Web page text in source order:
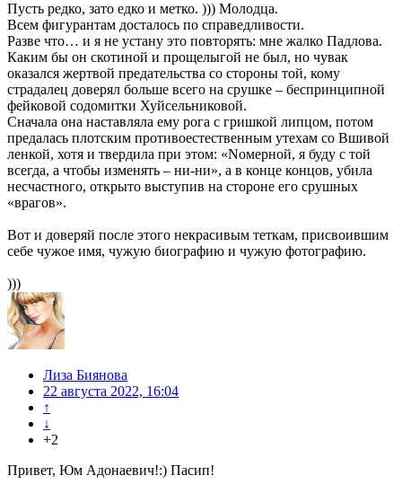
Пусть редко, зато едко и метко. ))) Молодца.
Всем фигурантам досталось по справедливости.
Разве что… и я не устану это повторять: мне жалко Падлова.
Каким бы он скотиной и прощелыгой не был, но чувак
оказался жертвой предательства со стороны той, кому
страдалец доверял больше всего на срушке – беспринципной
фейковой содомитки Хуйсельниковой.
Сначала она наставляла ему рога с гришкой липцом, потом
предалась плотским противоестественным утехам со Вшивой
ленкой, хотя и твердила при этом: «Nомерной, я буду с той
всегда, а чтобы изменять – ни-ни», а в конце концов, убила
несчастного, открыто выступив на стороне его срушных
«врагов».
Вот и доверяй после этого некрасивым теткам, присвоившим
себе чужое имя, чужую биографию и чужую фотографию.
)))
Лиза Биянова
22 августа 2022, 16:04
↑
↓
+2
Привет, Юм Адонаевич!:) Пасип!